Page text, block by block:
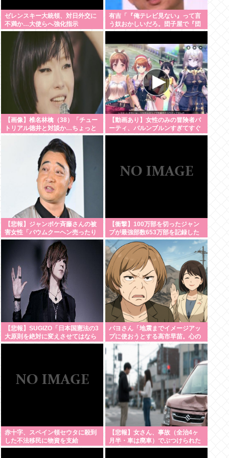
ゼレンスキー大統領、対日外交に
不満か…大使らへ強化指示
有吉「『俺テレビ見ない』って言
う奴おかしいだろ。団子屋で『団
子食べない』って言うか？こっち
【画像】椎名林檎（38）「チュー
トリアル徳井と対談か…ちょっと
セクシーな服着ていくか」
【Pickup05154359】
【動画あり】女性のみの冒険者パ
ーティ、バルンブルンすぎてすぐ
男に狙われそう
【悲報】ジャンポケ斉藤さんの被
害女性「バウムクーヘン売ったり
TikTokライブしててムカついたか
ら示談しなかっ
た」・・・・・・・・・
【衝撃】100万部を切ったジャン
プが最強部数653万部を記録した
時の週刊少年ジャンプの面子がヤ
バすぎる
【悲報】SUGIZO「日本国憲法の3
大原則を絶対に変えさせてはなら
ない」
パヨさん「地震までイメージアッ
プに使おうとする高市早苗。心の
底から軽蔑します」
赤十字、スペイン領セウタに殺到
した不法移民に物資を支給
【悲報】女さん、事故（全治4ヶ
月半・車は廃車）でぶつけられた
相手と付き合ってしまうwww